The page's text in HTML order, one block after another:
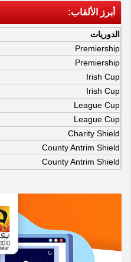
أبرز الألقاب:
الدوريات
Premiership
Premiership
Irish Cup
Irish Cup
League Cup
League Cup
Charity Shield
County Antrim Shield
County Antrim Shield